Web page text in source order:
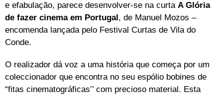
e efabulação, parece desenvolver-se na curta A Glória
de fazer cinema em Portugal , de Manuel Mozos –
encomenda lançada pelo Festival Curtas de Vila do
Conde.
O realizador dá voz a uma história que começa por um
coleccionador que encontra no seu espólio bobines de
“fitas cinematográficas’’ com precioso material. Esta